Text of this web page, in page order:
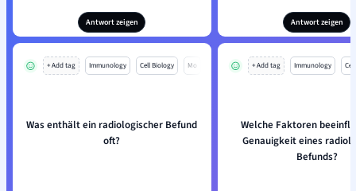
Antwort zeigen Antwort zeigen
+ Add tag Immunology Cell Biology Mo
Was enthält ein radiologischer Befund
oft?
+ Add tag Immunology
Welche Faktoren
Genauigkeit eines
Befunds?